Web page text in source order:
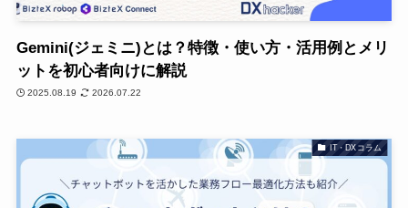
Gemini(ジェミニ)とは？特徴・使い方・活用例とメリ
ットを初心者向けに解説
2025.08.19 2026.07.22
IT・DXコラム